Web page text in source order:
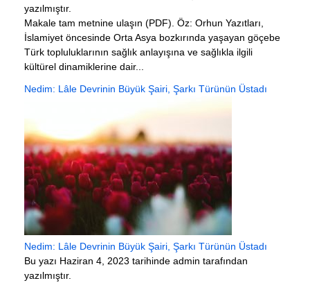
yazılmıştır.
Makale tam metnine ulaşın (PDF). Öz: Orhun Yazıtları,
İslamiyet öncesinde Orta Asya bozkırında yaşayan göçebe
Türk topluluklarının sağlık anlayışına ve sağlıkla ilgili
kültürel dinamiklerine dair...
Nedim: Lâle Devrinin Büyük Şairi, Şarkı Türünün Üstadı
Nedim: Lâle Devrinin Büyük Şairi, Şarkı Türünün Üstadı
Bu yazı Haziran 4, 2023 tarihinde admin tarafından
yazılmıştır.